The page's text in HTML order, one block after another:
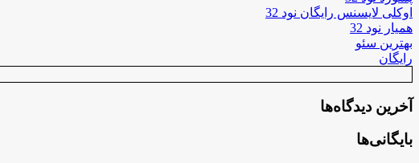
اوکلی لایسنس رایگان نود 32
همیار نود 32
بهترین سئو
رایگان
آخرین دیدگاه‌ها
بایگانی‌ها